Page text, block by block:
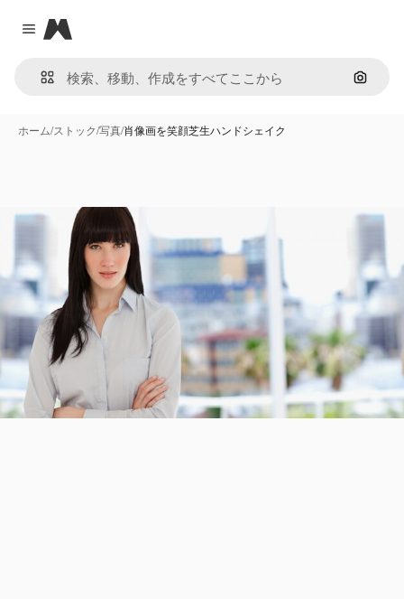
Close menu
Magnific
画像で
ホーム/ストック/写真/肖像画を笑顔芝生ハンドシェイク